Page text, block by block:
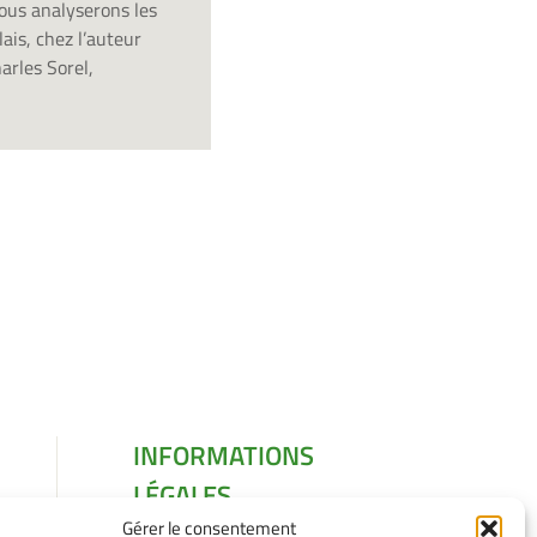
Gérer le consentement
analyserons les
chez l’auteur
Sorel,
INFORMATIONS
LÉGALES
Mentions légales